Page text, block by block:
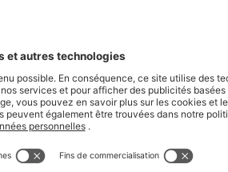
offres.